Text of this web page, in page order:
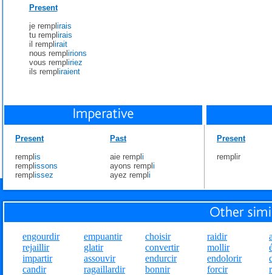
Present
je rempl irais
tu rempl irais
il rempl irait
nous rempl irions
vous rempl iriez
ils rempl iraient
Present
rempl is
rempl issons
rempl issez
Past
aie rempl i
ayons rempl i
ayez rempl i
Present
remplir
engourdir
rejaillir
impartir
candir
empuantir
glatir
assouvir
ragaillardir
choisir
convertir
endurcir
bonnir
raidir
mollir
endolorir
forcir